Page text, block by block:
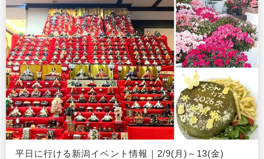
平日に行ける新潟イベント情報｜2/9(月)～13(金)